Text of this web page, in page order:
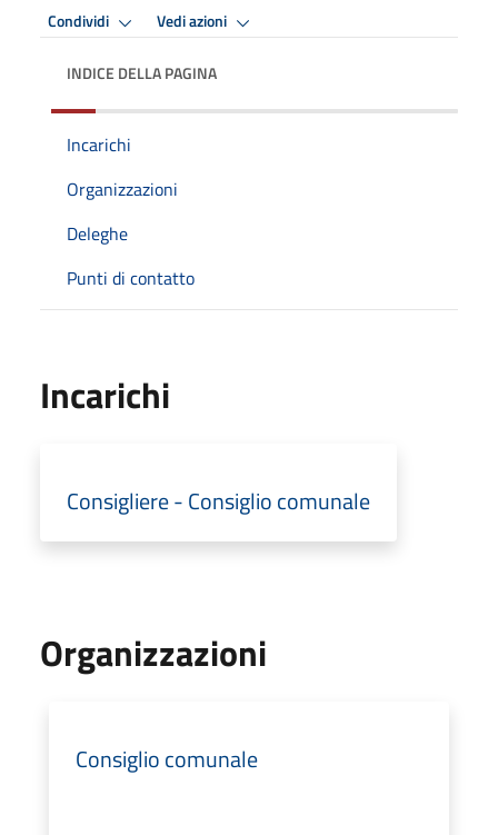
Condividi Vedi azioni
INDICE DELLA PAGINA
Incarichi
Organizzazioni
Deleghe
Punti di contatto
Incarichi
Consigliere - Consiglio comunale
Organizzazioni
Consiglio comunale